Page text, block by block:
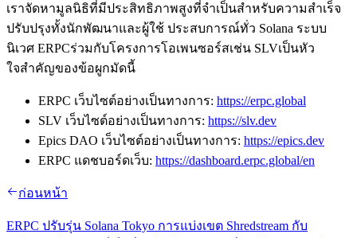
เราจัดหามูลนิธิที่มีประสิทธิภาพสูงที่จําเป็นสําหรับความสําเร็จ
ปรับปรุงทั้งนักพัฒนาและผู้ใช้ ประสบการณ์ทั่ว Solana ระบบ
นิเวศ ERPCร่วมกับโครงการโอเพนซอร์สเช่น SLVเป็นหัว
ใจสําคัญของข้อผูกมัดนี้
ERPC เว็บไซต์อย่างเป็นทางการ: https://erpc.global
SLV เว็บไซต์อย่างเป็นทางการ: https://slv.dev
Epics DAO เว็บไซต์อย่างเป็นทางการ: https://epics.dev
ERPC แดชบอร์ดเว็บ: https://dashboard.erpc.global/en
ก่อนหน้า
ERPC ปรับรุ่น Solana Tokyo การแบ่งเขต Shredstream กับ